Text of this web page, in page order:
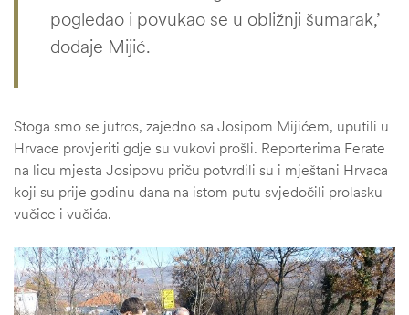
pogledao i povukao se u obližnji šumarak,’
dodaje Mijić.
Stoga smo se jutros, zajedno sa Josipom Mijićem, uputili u
Hrvace provjeriti gdje su vukovi prošli. Reporterima Ferate
na licu mjesta Josipovu priču potvrdili su i mještani Hrvaca
koji su prije godinu dana na istom putu svjedočili prolasku
vučice i vučića.